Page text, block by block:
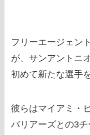
フリーエージェン
が、サンアントニ
初めて新たな選手
彼らはマイアミ・
バリアーズとの3